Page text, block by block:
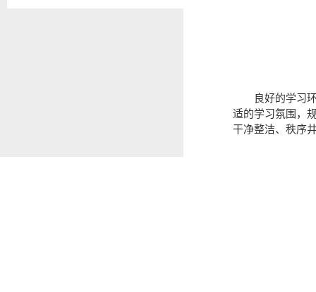
良好的学习
适的学习氛围，
干净整洁、秩序